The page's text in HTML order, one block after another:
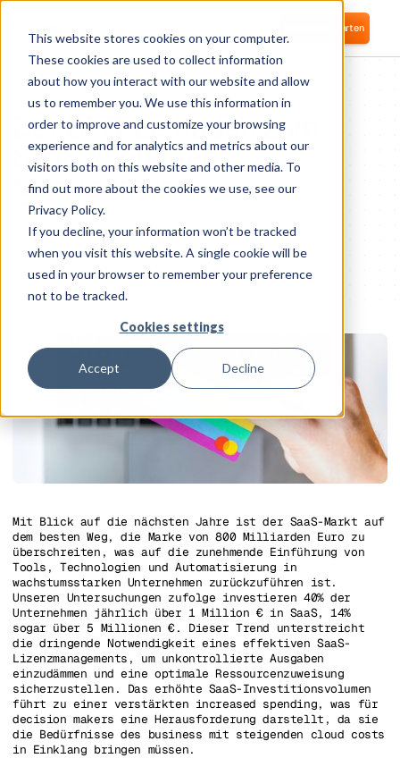
This website stores cookies on your computer.
These cookies are used to collect information
about how you interact with our website and allow
us to remember you. We use this information in
order to improve and customize your browsing
experience and for analytics and metrics about our
visitors both on this website and other media. To
find out more about the cookies we use, see our
Privacy Policy.
If you decline, your information won’t be tracked
when you visit this website. A single cookie will be
used in your browser to remember your preference
not to be tracked.
Cookies settings
Accept Decline
Kostenlos starten
SAAS MANAGEMENT
Der CFO-Leitfaden zum
SaaS Ausgaben
Management
Nikolai Fomm
COO und Mitbegründer
Mit Blick auf die nächsten Jahre ist der SaaS-Markt auf
dem besten Weg, die Marke von 800 Milliarden Euro zu
überschreiten, was auf die zunehmende Einführung von
Tools, Technologien und Automatisierung in
wachstumsstarken Unternehmen zurückzuführen ist.
Unseren Untersuchungen zufolge investieren 40% der
Unternehmen jährlich über 1 Million € in SaaS, 14%
sogar über 5 Millionen €. Dieser Trend unterstreicht
die dringende Notwendigkeit eines effektiven SaaS-
Lizenzmanagements, um unkontrollierte Ausgaben
einzudämmen und eine optimale Ressourcenzuweisung
sicherzustellen. Das erhöhte SaaS-Investitionsvolumen
führt zu einer verstärkten increased spending, was für
decision makers eine Herausforderung darstellt, da sie
die Bedürfnisse des business mit steigenden cloud costs
in Einklang bringen müssen.